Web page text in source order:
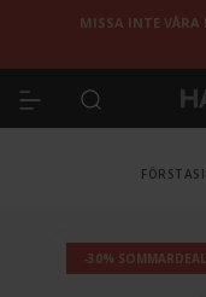
MISSA INTE VÅRA
-30%